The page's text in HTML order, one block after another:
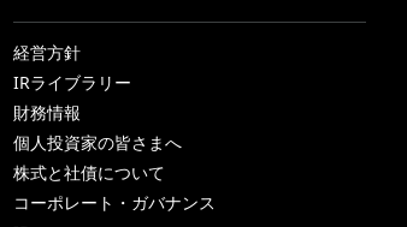
経営方針
IRライブラリー
財務情報
個人投資家の皆さまへ
株式と社債について
コーポレート・ガバナンス